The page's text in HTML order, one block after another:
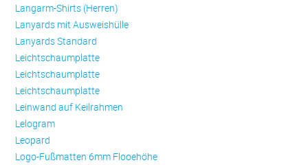
Langarm-Shirts (Herren)
Lanyards mit Ausweishülle
Lanyards Standard
Leichtschaumplatte
Leichtschaumplatte
Leichtschaumplatte
Leinwand auf Keilrahmen
Lelogram
Leopard
Logo-Fußmatten 6mm Flooehöhe